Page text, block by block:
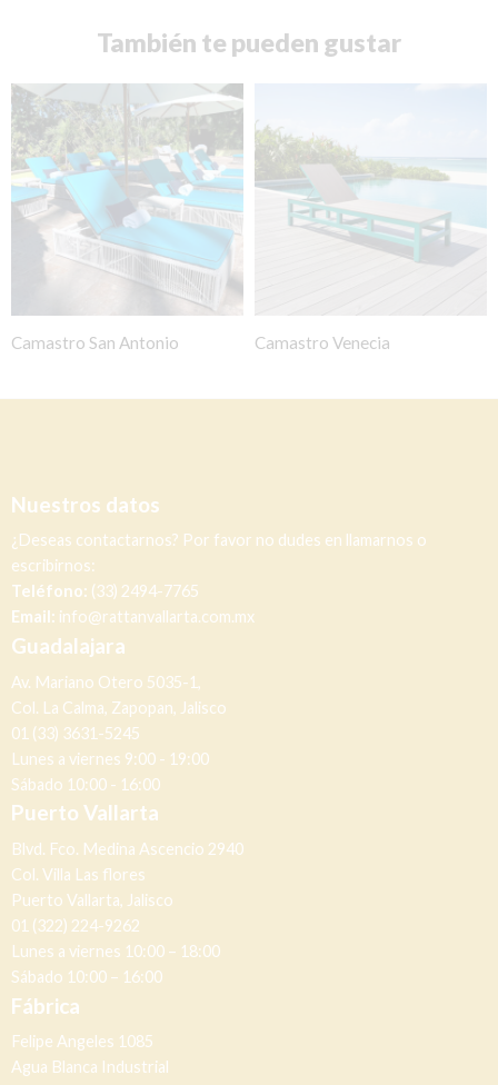
También te pueden gustar
Camastro San Antonio Camastro Venecia
Nuestros datos
¿Deseas contactarnos? Por favor no dudes en llamarnos o
escribirnos:
Teléfono: (33) 2494-7765
Email: info@rattanvallarta.com.mx
Guadalajara
Av. Mariano Otero 5035-1,
Col. La Calma, Zapopan, Jalisco
01 (33) 3631-5245
Lunes a viernes 9:00 - 19:00
Sábado 10:00 - 16:00
Puerto Vallarta
Blvd. Fco. Medina Ascencio 2940
Col. Villa Las flores
Puerto Vallarta, Jalisco
01 (322) 224-9262
Lunes a viernes 10:00 – 18:00
Sábado 10:00 – 16:00
Fábrica
Felipe Angeles 1085
Agua Blanca Industrial